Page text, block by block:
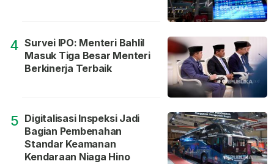
4 Survei IPO: Menteri Bahlil
Masuk Tiga Besar Menteri
Berkinerja Terbaik
5 Digitalisasi Inspeksi Jadi
Bagian Pembenahan
Standar Keamanan
Kendaraan Niaga Hino